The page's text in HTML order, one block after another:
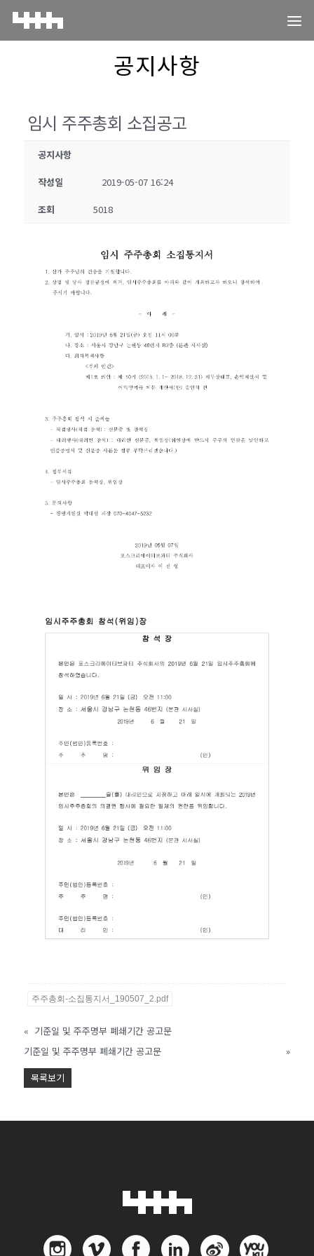
공지사항
임시 주주총회 소집공고
공지사항
작성일 2019-05-07 16:24
조회 5018
주주총회-소집통지서_190507_2.pdf
« 기준일 및 주주명부 폐쇄기간 공고문
기준일 및 주주명부 폐쇄기간 공고문
»
목록보기